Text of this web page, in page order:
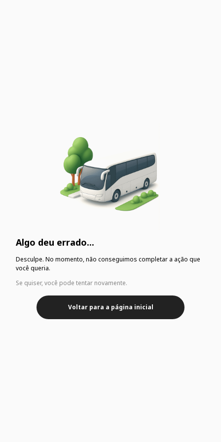
Algo deu errado...
Desculpe. No momento, não conseguimos completar a ação que
você queria.
Se quiser, você pode tentar novamente.
Voltar para a página inicial